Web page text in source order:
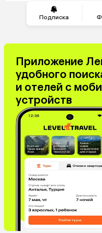
Подписка
Приложение
удобного
и отелей с
устройств